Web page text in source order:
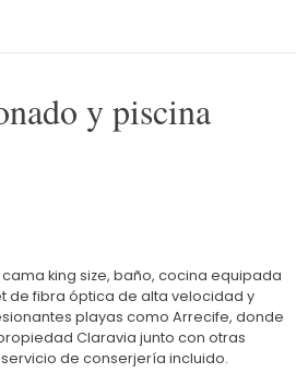
y piscina
king size, baño, cocina equipada
de fibra óptica de alta velocidad y
playas como Arrecife, donde
Claravia junto con otras
de conserjería incluido.